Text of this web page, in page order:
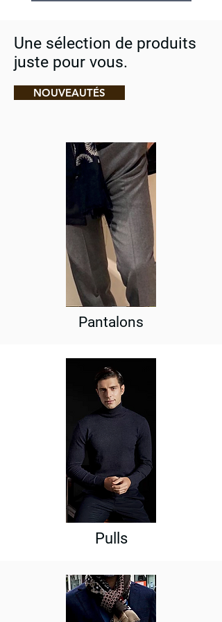
Une sélection de produits
juste pour vous.
NOUVEAUTÉS
Pantalons
Pulls